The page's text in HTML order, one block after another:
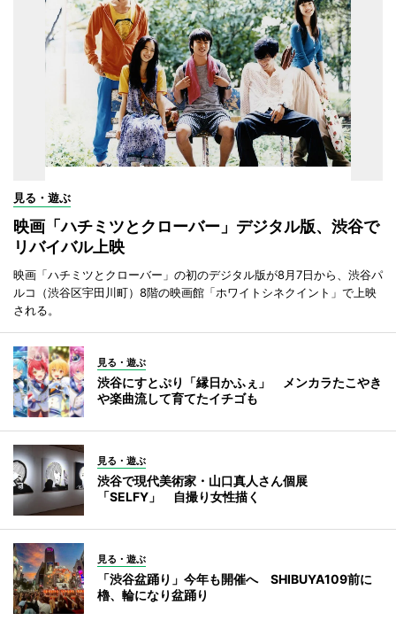
見る・遊ぶ
映画「ハチミツとクローバー」デジタル版、渋谷で
リバイバル上映
映画「ハチミツとクローバー」の初のデジタル版が8月7日から、渋谷パ
ルコ（渋谷区宇田川町）8階の映画館「ホワイトシネクイント」で上映
される。
見る・遊ぶ
渋谷にすとぷり「縁日かふぇ」 メンカラたこやき
や楽曲流して育てたイチゴも
見る・遊ぶ
渋谷で現代美術家・山口真人さん個展
「SELFY」 自撮り女性描く
見る・遊ぶ
「渋谷盆踊り」今年も開催へ SHIBUYA109前に
櫓、輪になり盆踊り